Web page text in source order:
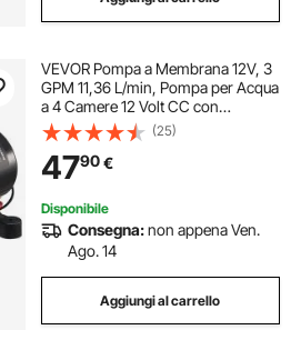
VEVOR Pompa a Membrana 12V, 3
GPM 11,36 L/min, Pompa per Acqua
a 4 Camere 12 Volt CC con
Pressostato Automatico 40-100 PSI
Regolabile, 55 PSI, Porta MNPT per
Camper Yacht Food Truck Camper
Nautica
(25)
4790€
Disponibile
Consegna:non appena Ven.
Ago. 14
Aggiungi al carrello